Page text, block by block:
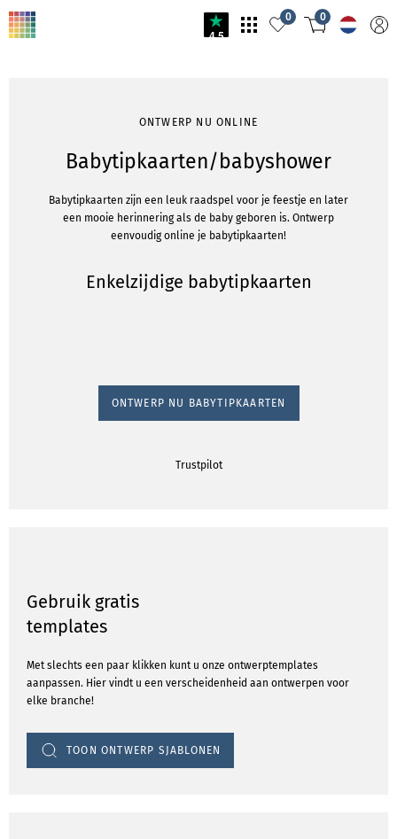
4.5
0 0
ONTWERP NU ONLINE
Babytipkaarten/babyshower
Babytipkaarten zijn een leuk raadspel voor je feestje en later
een mooie herinnering als de baby geboren is. Ontwerp
eenvoudig online je babytipkaarten!
Enkelzijdige babytipkaarten
ONTWERP NU BABYTIPKAARTEN
Trustpilot
Gebruik gratis
templates
Met slechts een paar klikken kunt u onze ontwerptemplates
aanpassen. Hier vindt u een verscheidenheid aan ontwerpen voor
elke branche!
TOON ONTWERP SJABLONEN